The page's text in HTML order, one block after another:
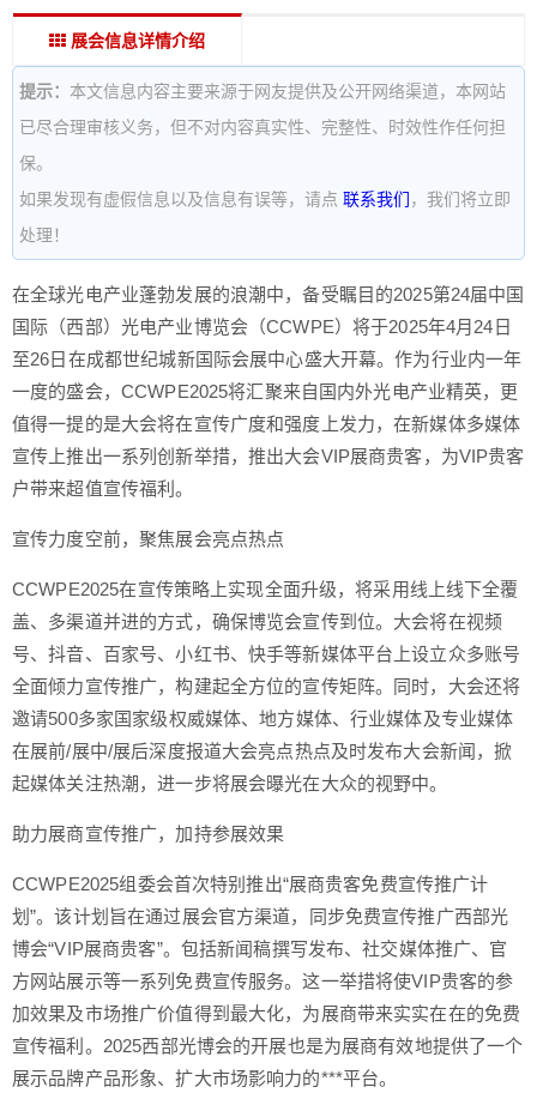
展会信息详情介绍
提示： 本文信息内容主要来源于网友提供及公开网络渠道，本网站
已尽合理审核义务，但不对内容真实性、完整性、时效性作任何担
保。
如果发现有虚假信息以及信息有误等，请点 联系我们 ，我们将立即
处理！
在全球光电产业蓬勃发展的浪潮中，备受瞩目的2025第24届中国
国际（西部）光电产业博览会（CCWPE）将于2025年4月24日
至26日在成都世纪城新国际会展中心盛大开幕。作为行业内一年
一度的盛会，CCWPE2025将汇聚来自国内外光电产业精英，更
值得一提的是大会将在宣传广度和强度上发力，在新媒体多媒体
宣传上推出一系列创新举措，推出大会VIP展商贵客，为VIP贵客
户带来超值宣传福利。
宣传力度空前，聚焦展会亮点热点
CCWPE2025在宣传策略上实现全面升级，将采用线上线下全覆
盖、多渠道并进的方式，确保博览会宣传到位。大会将在视频
号、抖音、百家号、小红书、快手等新媒体平台上设立众多账号
全面倾力宣传推广，构建起全方位的宣传矩阵。同时，大会还将
邀请500多家国家级权威媒体、地方媒体、行业媒体及专业媒体
在展前/展中/展后深度报道大会亮点热点及时发布大会新闻，掀
起媒体关注热潮，进一步将展会曝光在大众的视野中。
助力展商宣传推广，加持参展效果
CCWPE2025组委会首次特别推出“展商贵客免费宣传推广计
划”。该计划旨在通过展会官方渠道，同步免费宣传推广西部光
博会“VIP展商贵客”。包括新闻稿撰写发布、社交媒体推广、官
方网站展示等一系列免费宣传服务。这一举措将使VIP贵客的参
加效果及市场推广价值得到最大化，为展商带来实实在在的免费
宣传福利。2025西部光博会的开展也是为展商有效地提供了一个
展示品牌产品形象、扩大市场影响力的***平台。